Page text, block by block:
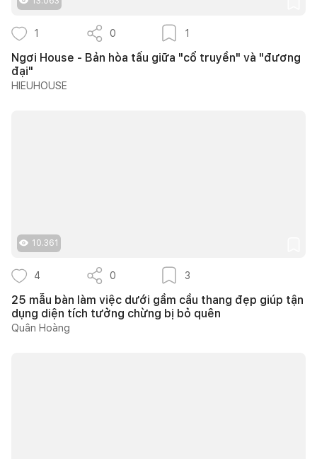
1 0 1
Ngơi House - Bản hòa tấu giữa "cổ truyền" và "đương
đại"
HIEUHOUSE
10.361
4 0 3
25 mẫu bàn làm việc dưới gầm cầu thang đẹp giúp tận
dụng diện tích tưởng chừng bị bỏ quên
Quân Hoàng